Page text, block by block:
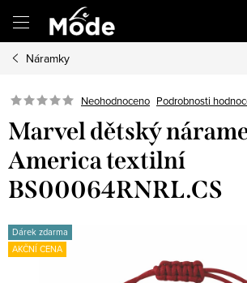
obsah
Náramky
Neohodnoceno Podrobnosti
Marvel dětský
America textilní
BS00064RNRL.CS
Dárek zdarma
AKČNÍ CENA